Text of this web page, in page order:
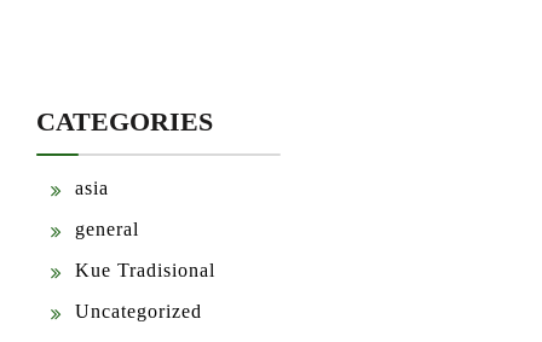
CATEGORIES
asia
general
Kue Tradisional
Uncategorized